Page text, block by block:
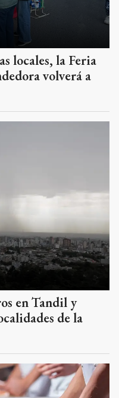
locales, la Feria
volverá a
en Tandil y
de la